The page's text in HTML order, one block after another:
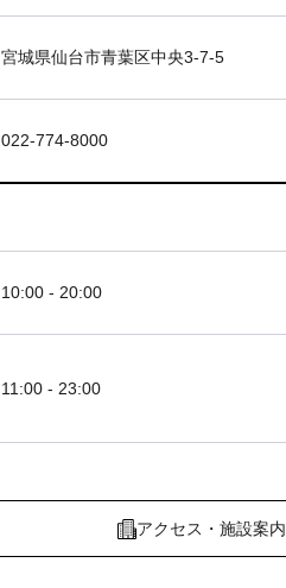
宮城県仙台市青葉区中央3-7-5
022-774-8000
10:00 - 20:00
11:00 - 23:00
アクセス・施設案内